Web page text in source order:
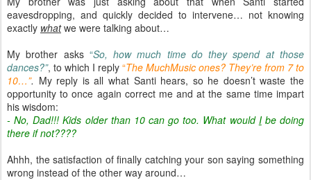
eavesdropping, and quickly decided to intervene… not knowing
exactly what we were talking about…
My brother asks “So, how much time do they spend at those
dances?”, to which I reply “The MuchMusic ones? They’re from 7 to
10…”. My reply is all what Santi hears, so he doesn’t waste the
opportunity to once again correct me and at the same time impart
his wisdom:
- No, Dad!!! Kids older than 10 can go too. What would Ibe doing
there if not????
Ahhh, the satisfaction of finally catching your son saying something
wrong instead of the other way around…